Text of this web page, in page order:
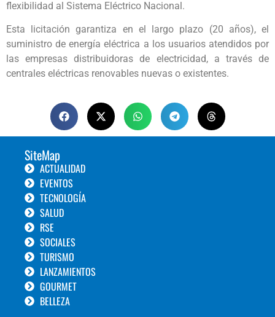
flexibilidad al Sistema Eléctrico Nacional.
Esta licitación garantiza en el largo plazo (20 años), el
suministro de energía eléctrica a los usuarios atendidos por
las empresas distribuidoras de electricidad, a través de
centrales eléctricas renovables nuevas o existentes.
SiteMap
ACTUALIDAD
EVENTOS
TECNOLOGÍA
SALUD
RSE
SOCIALES
TURISMO
LANZAMIENTOS
GOURMET
BELLEZA